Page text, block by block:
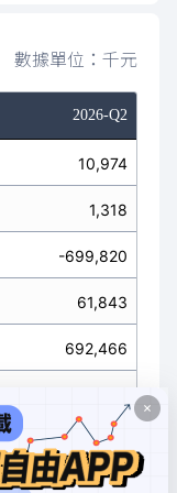
數據單位：千元
2026-Q2
10,974
1,318
-699,820
61,843
692,466
-700,908
54,489